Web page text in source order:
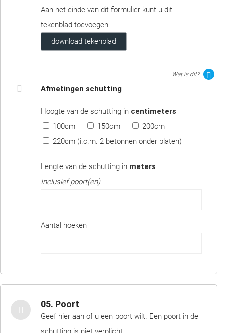
Aan het einde van dit formulier kunt u dit
tekenblad toevoegen
download tekenblad
Wat is dit?
Afmetingen schutting
Hoogte van de schutting in centimeters
100cm
150cm
200cm
220cm (i.c.m. 2 betonnen onder platen)
Lengte van de schutting in meters
Inclusief poort(en)
Aantal hoeken
05. Poort
Geef hier aan of u een poort wilt. Een poort in de